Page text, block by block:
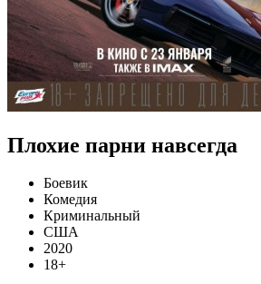
Плохие парни навсегда
Боевик
Комедия
Криминальный
США
2020
18+